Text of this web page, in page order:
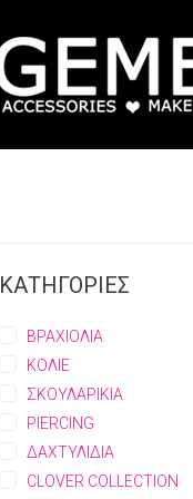
ΚΑΤΗΓΟΡΙΕΣ
ΒΡΑΧΙΟΛΙΑ
ΚΟΛΙΕ
ΣΚΟΥΛΑΡΙΚΙΑ
PIERCING
ΔΑΧΤΥΛΙΔΙΑ
CLOVER COLLECTION